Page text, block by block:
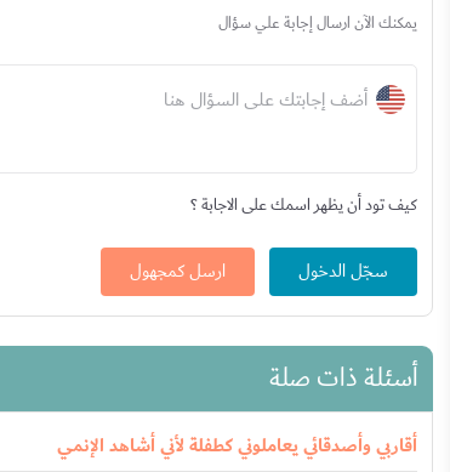
يمكنك الآن ارسال إجابة علي سؤال
أضف إجابتك على السؤال هنا
كيف تود أن يظهر اسمك على الاجابة ؟
سجّل الدخول ارسل كمجهول
أسئلة ذات صلة
أقاربي وأصدقائي يعاملوني كطفلة لأني أشاهد الإنمي